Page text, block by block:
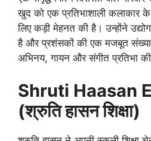
खुद को एक प्रतिभाशाली कलाकार
लिए कड़ी मेहनत की है। उन्होंने
है और प्रशंसकों की एक मजबूत संख्या
अभिनय, गायन और संगीत प्रतिभा
Shruti Haasan
(श्रुति हासन शिक्षा)